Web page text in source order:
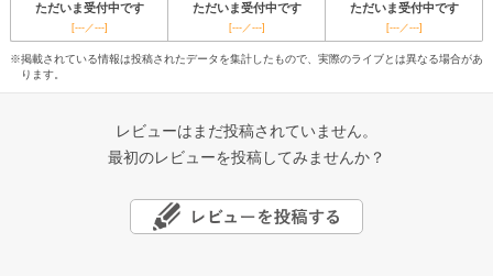
ただいま受付中です ただいま受付中です ただいま受付中です
[---／---] [---／---] [---／---]
※掲載されている情報は投稿されたデータを集計したもので、実際のライブとは異なる場合があ
ります。
レビューはまだ投稿されていません。
最初のレビューを投稿してみませんか？